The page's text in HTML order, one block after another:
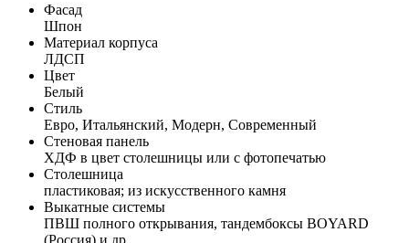
Фасад
Шпон
Материал корпуса
ЛДСП
Цвет
Белый
Стиль
Евро, Итальянский, Модерн, Современный
Стеновая панель
ХДФ в цвет столешницы или с фотопечатью
Столешница
пластиковая; из искусственного камня
Выкатные системы
ПВШ полного открывания, тандембоксы BOYARD
(Россия) и др.